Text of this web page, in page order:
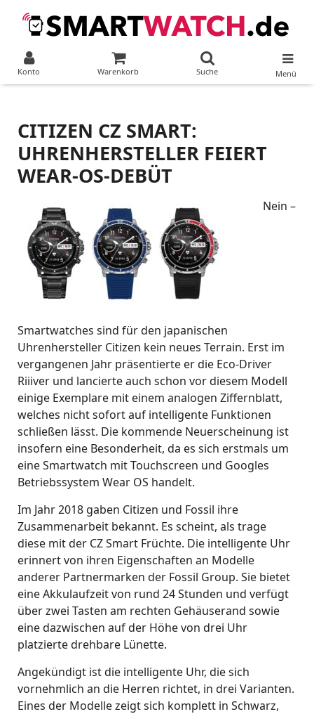
Konto Warenkorb Suche Menü
CITIZEN CZ SMART:
UHRENHERSTELLER FEIERT
WEAR-OS-DEBÜT
Nein –
Smartwatches sind für den japanischen
Uhrenhersteller Citizen kein neues Terrain. Erst im
vergangenen Jahr präsentierte er die Eco-Driver
Riiiver und lancierte auch schon vor diesem Modell
einige Exemplare mit einem analogen Ziffernblatt,
welches nicht sofort auf intelligente Funktionen
schließen lässt. Die kommende Neuerscheinung ist
insofern eine Besonderheit, da es sich erstmals um
eine Smartwatch mit Touchscreen und Googles
Betriebssystem Wear OS handelt.
Im Jahr 2018 gaben Citizen und Fossil ihre
Zusammenarbeit bekannt. Es scheint, als trage
diese mit der CZ Smart Früchte. Die intelligente Uhr
erinnert von ihren Eigenschaften an Modelle
anderer Partnermarken der Fossil Group. Sie bietet
eine Akkulaufzeit von rund 24 Stunden und verfügt
über zwei Tasten am rechten Gehäuserand sowie
eine dazwischen auf der Höhe von drei Uhr
platzierte drehbare Lünette.
Angekündigt ist die intelligente Uhr, die sich
vornehmlich an die Herren richtet, in drei Varianten.
Eines der Modelle zeigt sich komplett in Schwarz,